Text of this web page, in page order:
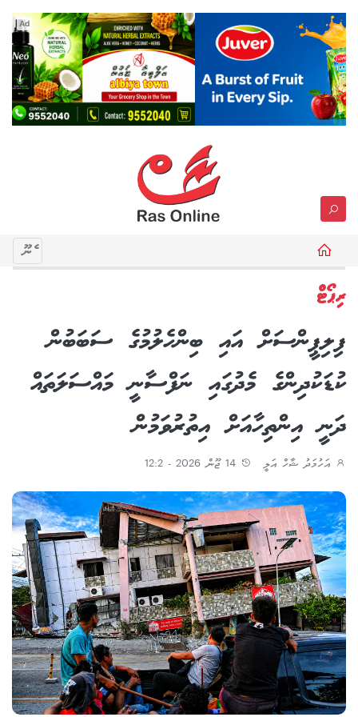
Ad
މެނޫ
ރިޕޯޓް
ފިލިޕީންސަށް އައި ބިންހެލުމުގެ ސަބަބުން
ކުޑަކުދިންގެ މެދުގައި ނަފްސާނީ މައްސަލަތައް
ދަނީ އިންތިހާއަށް އިތުރުވަމުން
އަހުމަދު ޝާހް އަލީ